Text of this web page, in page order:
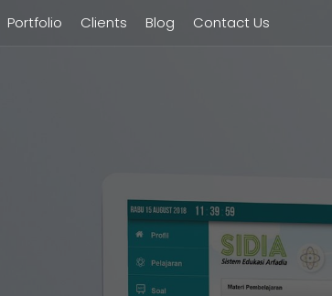
Portfolio Clients Blog Contact Us